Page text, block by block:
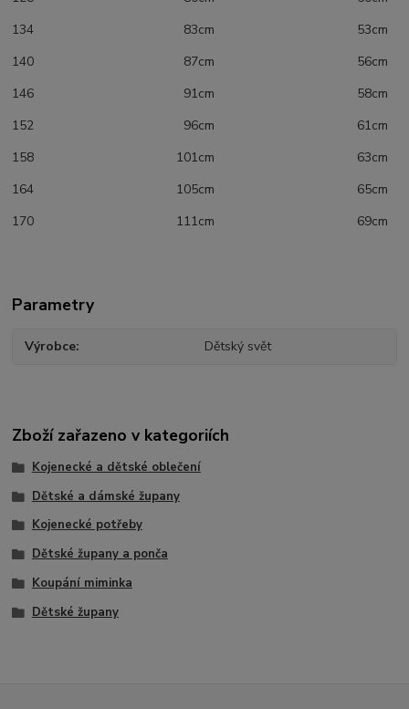
134 83cm 53cm
140 87cm 56cm
146 91cm 58cm
152 96cm 61cm
158 101cm 63cm
164 105cm 65cm
170 111cm 69cm
Parametry
Výrobce Dětský svět
Zboží zařazeno v kategoriích
Kojenecké a dětské oblečení
Dětské a dámské župany
Kojenecké potřeby
Dětské župany a ponča
Koupání miminka
Dětské župany